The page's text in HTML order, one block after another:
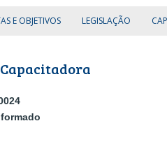
E OBJETIVOS LEGISLAÇÃO